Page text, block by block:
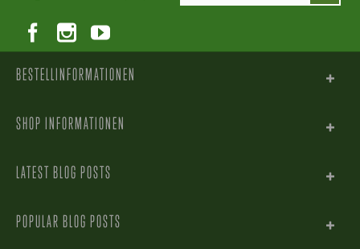
BESTELLINFORMATIONEN
SHOP INFORMATIONEN
LATEST BLOG POSTS
POPULAR BLOG POSTS